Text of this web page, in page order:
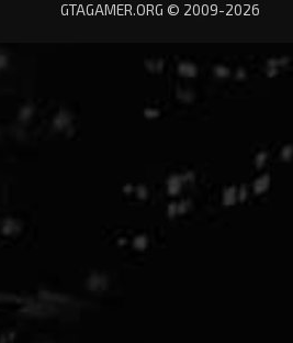
GTAGAMER.ORG © 2009-2026